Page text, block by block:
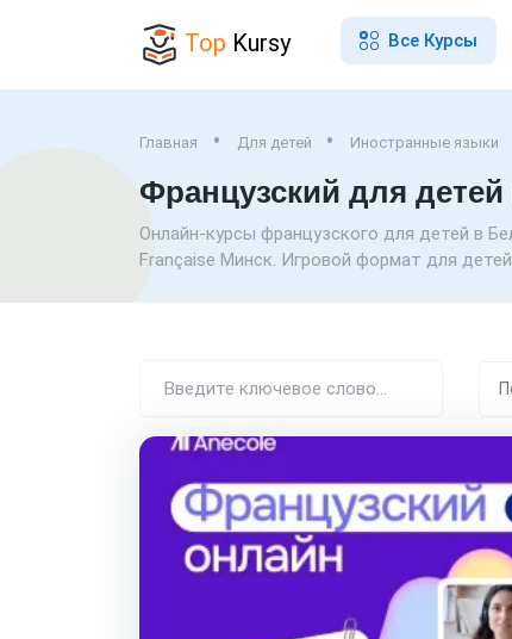
Top Kursy Все Курсы
Главная Для детей Иностранные языки
Французский для
Онлайн-курсы французского для детей в
Française Минск. Игровой формат для детей